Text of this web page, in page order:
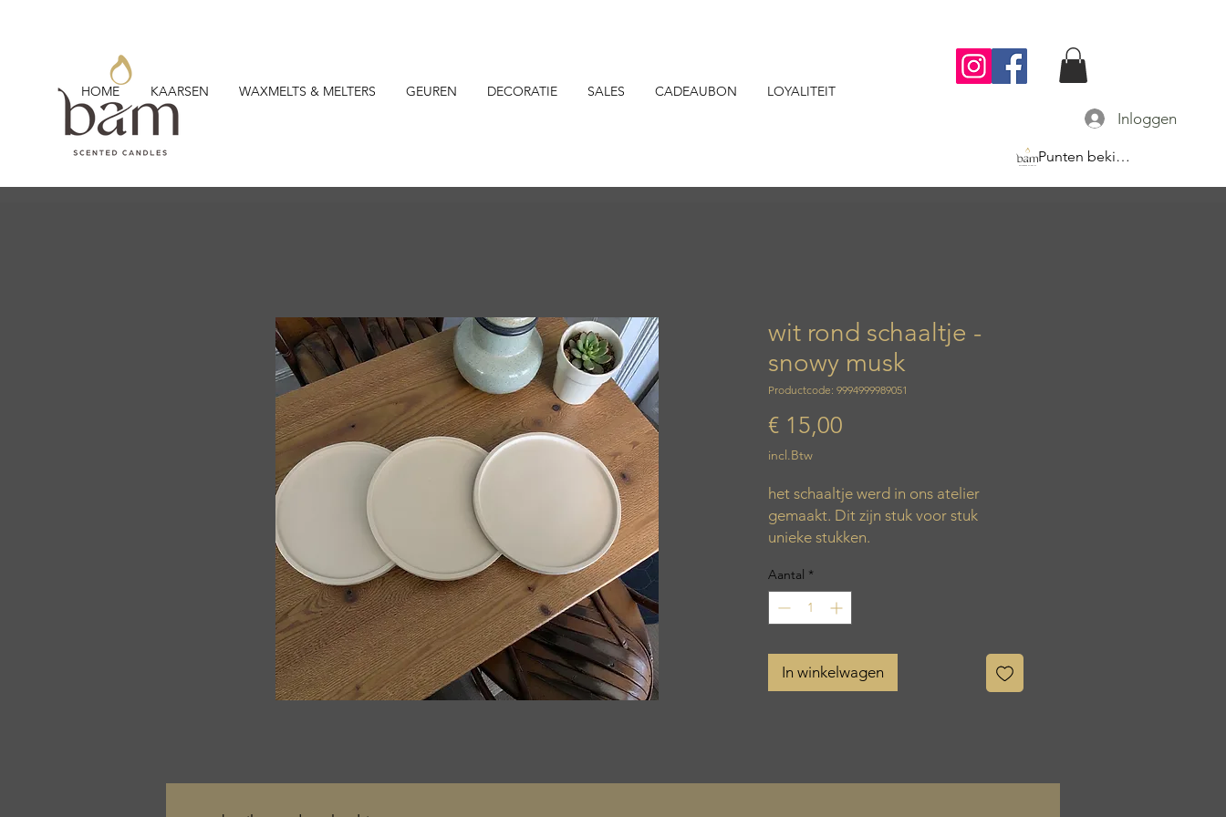
HOME KAARSEN WAXMELTS & MELTERS GEUREN DECORATIE SALES CADEAUBON LOYALITEIT
Inloggen
Punten bekijken
wit rond schaaltje -
snowy musk
Productcode: 9994999989051
€ 15,00
incl.Btw
het schaaltje werd in ons atelier
gemaakt. Dit zijn stuk voor stuk
unieke stukken.
Aantal *
In winkelwagen